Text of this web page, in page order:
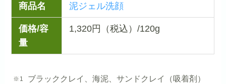
商品名 泥ジェル洗顔
価格/容
量
1,320円（税込）/120g
ブラッククレイ、海泥、サンドクレイ（吸着剤）